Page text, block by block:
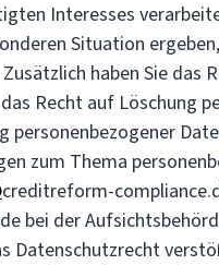
Interesses
Situation
haben Sie das
Recht auf Löschung
personenbezogener
zum Thema
creditreform-
bei der
Datenschutzrecht